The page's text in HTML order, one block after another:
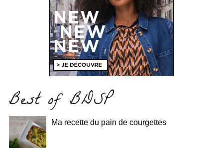
Best of BDSP
Ma recette du pain de courgettes